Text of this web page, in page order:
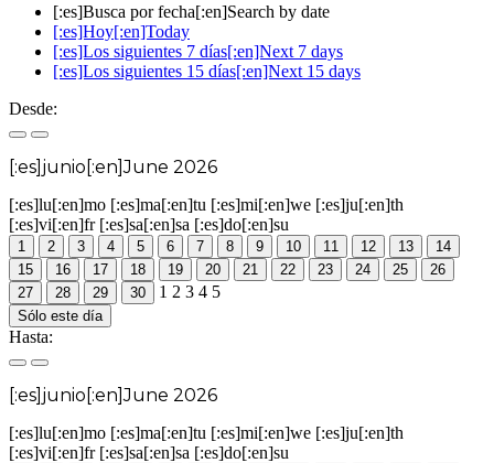
[:es]Busca por fecha[:en]Search by date
[:es]Hoy[:en]Today
[:es]Los siguientes 7 días[:en]Next 7 days
[:es]Los siguientes 15 días[:en]Next 15 days
Desde:
[:es]junio[:en]June 2026
[:es]lu[:en]mo [:es]ma[:en]tu [:es]mi[:en]we [:es]ju[:en]th
[:es]vi[:en]fr [:es]sa[:en]sa [:es]do[:en]su
1 2 3 4 5 6 7 8 9 10 11 12 13
14
15
16 17 18 19 20 21 22 23 24 25
26
27
28 29 30 1 2 3 4 5
Sólo este día
Hasta:
[:es]junio[:en]June 2026
[:es]lu[:en]mo [:es]ma[:en]tu [:es]mi[:en]we [:es]ju[:en]th
[:es]vi[:en]fr [:es]sa[:en]sa [:es]do[:en]su